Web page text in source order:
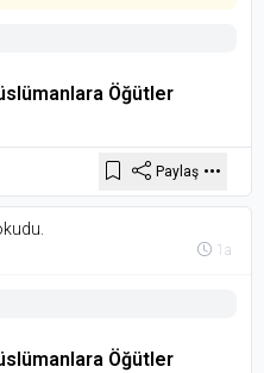
Öğütler
Paylaş
1a
Öğütler